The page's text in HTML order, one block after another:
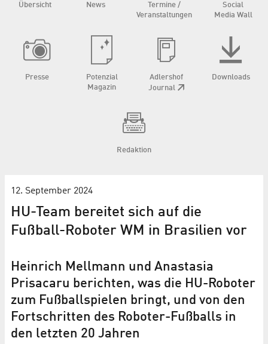
Übersicht News
Termine /
Veranstaltungen
Social
Media Wall
Presse
Potenzial
Magazin
Adlershof
Journal
Downloads
Redaktion
12. September 2024
HU-Team bereitet sich auf die
Fußball-Roboter WM in Brasilien vor
Heinrich Mellmann und Anastasia
Prisacaru berichten, was die HU-Roboter
zum Fußballspielen bringt, und von den
Fortschritten des Roboter-Fußballs in
den letzten 20 Jahren